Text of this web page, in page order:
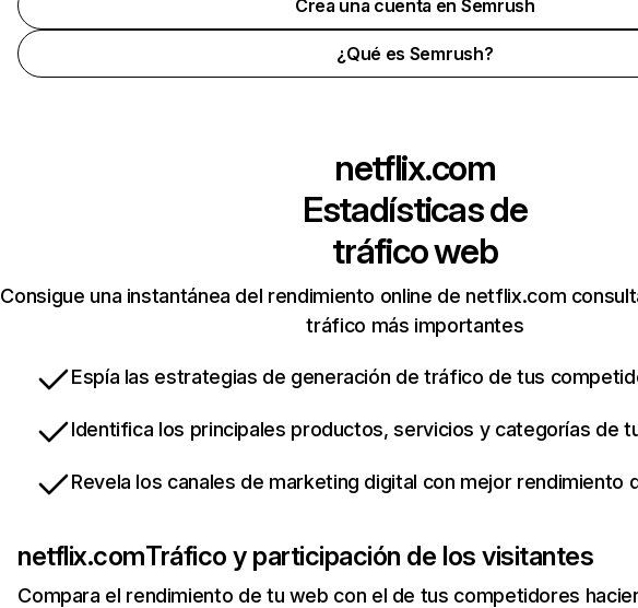
Crea una cuenta en Semrush
¿Qué es Semrush?
netflix.com
Estadísticas de
tráfico web
Consigue una instantánea del rendimiento online de netflix.com
tráfico más importantes
Espía las estrategias de generación de tráfico de tus
Identifica los principales productos, servicios y categorías de
Revela los canales de marketing digital con mejor rendimiento
netflix.comTráfico y participación de los visitantes
Compara el rendimiento de tu web con el de tus competidores